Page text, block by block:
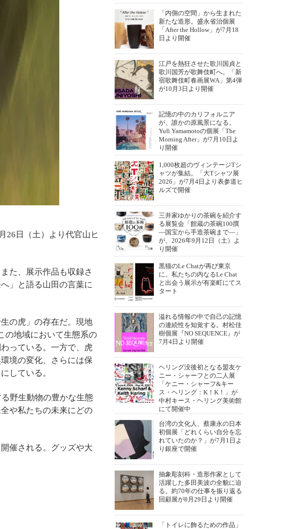
26日（土）より代官山ヒ
た、展示作品も収録さ
」と語る山田の言葉に
の虎」の存在だ。現地
の地域において生態系の
っている。一方で、虎
境の変化、さらには保
している。
野生動物の豊かな生態
や私たちの未来にどの
催される。グッズや大
「内側の空間」から生まれた
新たな造形。盛永省治個展
「After the Hollow」が7月18
日より開催
江戸を熱狂させた歌川国貞と
歌川国芳が歌舞伎町へ。「新
宿歌舞伎町春画展WA」第4弾
が10月3日より開催
記憶の中のカリフォルニア
が、誰かの原風景になる。
Yufi Yamamotoの個展「The
Morning After」が7月10日よ
り開催
1,000枚超のヴィンテージTシ
ャツが集結。「大Tシャツ展
2026」が7月4日より表参道ヒ
ルズで開催
三井家ゆかりの茶碗を紹介す
る展覧会「館蔵の茶碗100撰
―国宝から手造茶碗まで―」
が、2026年9月12日（土）よ
り開催
黒猫のLe Chatが再び東京
に。私たちの内なるLe Chat
と出会う展示が有楽町にてス
タート
溢れる情報の中で自己の記憶
の連続性を知覚する。村松佳
樹個展『NO SEQUENCE』が
7月4日より開催
ヘリング没後初となる盟友ケ
ニー・シャーフとの二人展
「ケニー・シャーフ&キー
ス・ヘリング：K！K！」が
中村キース・ヘリング美術館
にて開催中
台湾の文化人、蔡康永の日本
初個展「どれくらい自分を忘
れていたのか？」が7月1日よ
り銀座で開催
抽象彫刻科・造形作家として
活躍した多田美波の全貌に迫
る。約70年の仕事を振り返る
回顧展が8月29日より開催
「トイレに飾るための作品」